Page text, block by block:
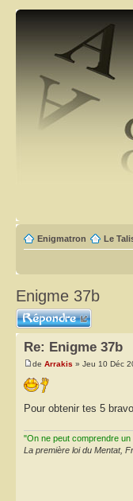
Enigmatron Le
Enigme 37b
Répondre
Re: Enigme 37b
de Arrakis » Jeu 10 Déc
Pour obtenir tes 5
"On ne peut comprendre
La première loi du Mentat,